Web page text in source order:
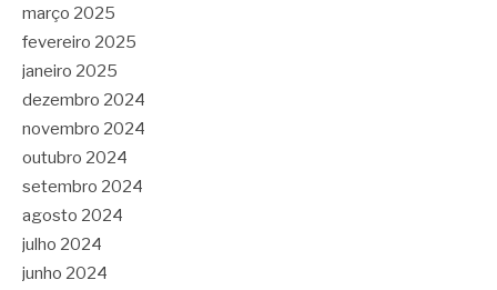
março 2025
fevereiro 2025
janeiro 2025
dezembro 2024
novembro 2024
outubro 2024
setembro 2024
agosto 2024
julho 2024
junho 2024